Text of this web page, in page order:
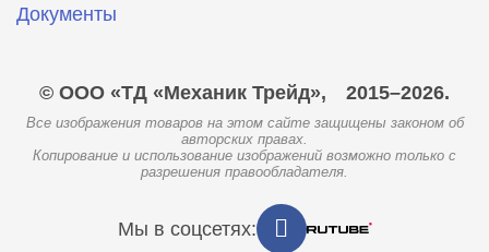
Документы
© ООО «ТД «Механик Трейд», 2015–2026.
Все изображения товаров на этом сайте защищены законом об
авторских правах.
Копирование и использование изображений возможно только с
разрешения правообладателя.
Мы в соцсетях: